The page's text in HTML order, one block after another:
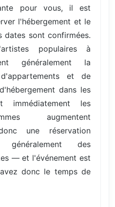
pour vous, il est
l'hébergement et le
dates sont confirmées.
populaires à
généralement la
et de
dans les
immédiatement les
augmentent
une réservation
généralement des
— et l'événement est
donc le temps de